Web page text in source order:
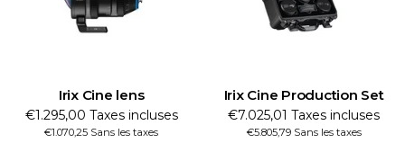
Irix Cine lens
€1.295,00 Taxes incluses
€1.070,25 Sans les taxes
Irix Cine Production Set
€7.025,01 Taxes incluses
€5.805,79 Sans les taxes